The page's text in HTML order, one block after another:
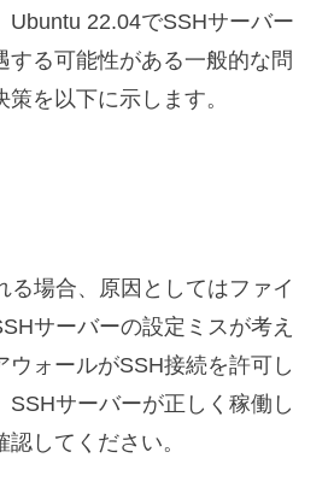
Ubuntu 22.04でSSHサーバー
する可能性がある一般的な問
を以下に示します。
る場合、原因としてはファイ
サーバーの設定ミスが考え
ウォールがSSH接続を許可し
SSHサーバーが正しく稼働し
してください。